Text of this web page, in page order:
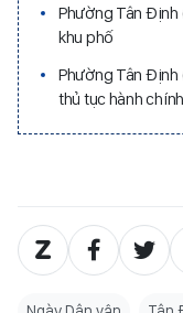
Phường Tân Định
khu phố
Phường Tân Định
thủ tục hành chính